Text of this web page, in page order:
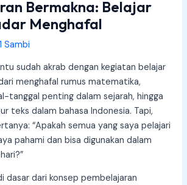
Bermakna: Belajar
Menghafal
Sambi
sudah akrab dengan kegiatan belajar
menghafal rumus matematika,
tanggal penting dalam sejarah, hingga
teks dalam bahasa Indonesia. Tapi,
“Apakah semua yang saya pelajari
pahami dan bisa digunakan dalam
dasar dari konsep pembelajaran